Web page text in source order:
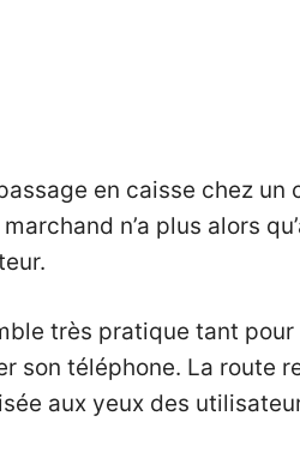
en caisse chez
n’a plus alors
très pratique tant
son téléphone. La route
aux yeux des